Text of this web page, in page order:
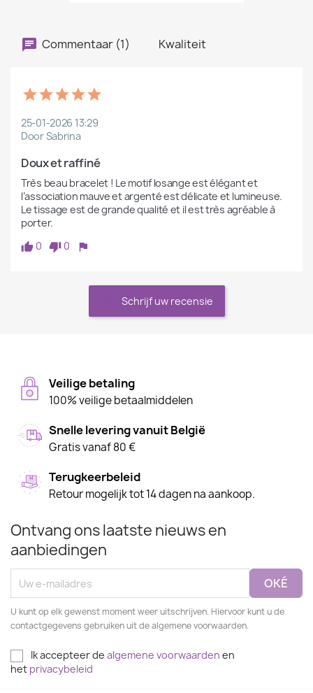
Commentaar (1) Kwaliteit
25-01-2026 13:29
Door Sabrina
Doux et raffiné
Très beau bracelet ! Le motif losange est élégant et
l’association mauve et argenté est délicate et lumineuse.
Le tissage est de grande qualité et il est très agréable à
porter.
0
0
Schrijf uw recensie
Veilige betaling
100% veilige betaalmiddelen
Snelle levering vanuit België
Gratis vanaf 80 €
Terugkeerbeleid
Retour mogelijk tot 14 dagen na aankoop.
Ontvang ons laatste nieuws en
aanbiedingen
U kunt op elk gewenst moment weer uitschrijven. Hiervoor kunt u de
contactgegevens gebruiken uit de algemene voorwaarden.
Ik accepteer de algemene voorwaarden en
het privacybeleid